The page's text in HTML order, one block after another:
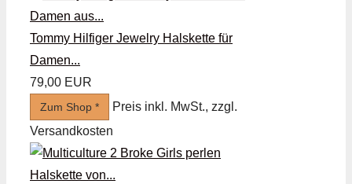
Tommy Hilfiger Jewelry Halskette für
Damen...
79,00 EUR
Zum Shop *
Preis inkl. MwSt., zzgl.
Versandkosten